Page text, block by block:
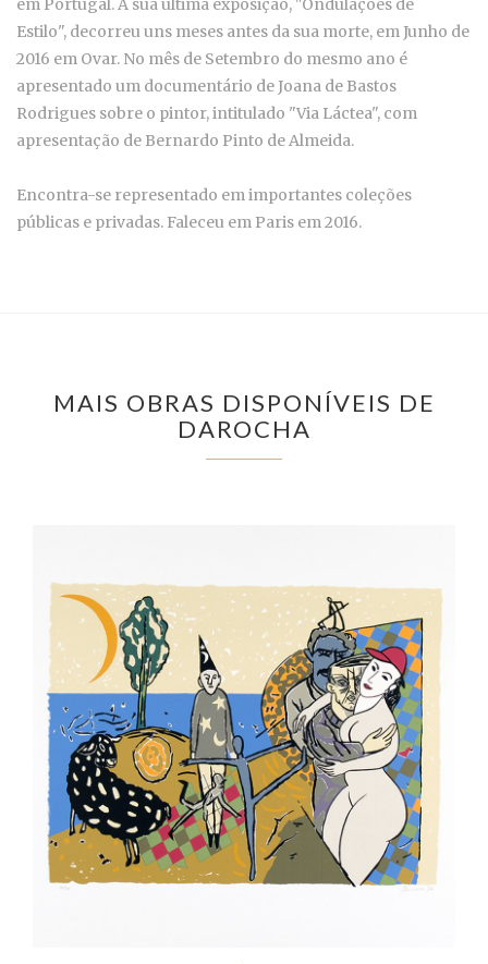
em Portugal. A sua última exposição, "Ondulações de
Estilo", decorreu uns meses antes da sua morte, em Junho de
2016 em Ovar. No mês de Setembro do mesmo ano é
apresentado um documentário de Joana de Bastos
Rodrigues sobre o pintor, intitulado "Via Láctea", com
apresentação de Bernardo Pinto de Almeida.
Encontra-se representado em importantes coleções
públicas e privadas. Faleceu em Paris em 2016.
MAIS OBRAS DISPONÍVEIS DE
DAROCHA